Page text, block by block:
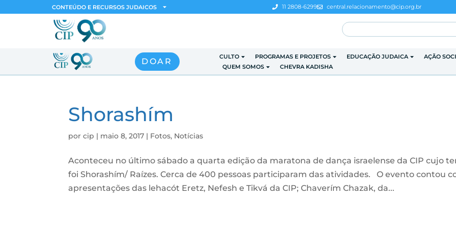
CONTEÚDO E RECURSOS JUDAICOS 11 2808-6299 central.relacionamento@cip.org.br
DOAR CULTO PROGRAMAS E PROJETOS EDUCAÇÃO JUDAICA
AÇÃO
QUEM SOMOS
CHEVRA KADISHA
Shorashím
porcip | maio 8, 2017 | Fotos, Notícias
Aconteceu no último sábado a quarta edição da maratona de dança israelense da CIP cujo
foi Shorashím/ Raízes. Cerca de 400 pessoas participaram das atividades. O evento contou
apresentações das lehacót Eretz, Nefesh e Tikvá da CIP; Chaverím Chazak, da...